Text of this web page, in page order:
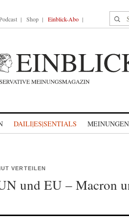
Shop Einblick-Abo
DAILI|ES|SENTIALS MEINUNGEN
VERTEILEN
und EU – Macron